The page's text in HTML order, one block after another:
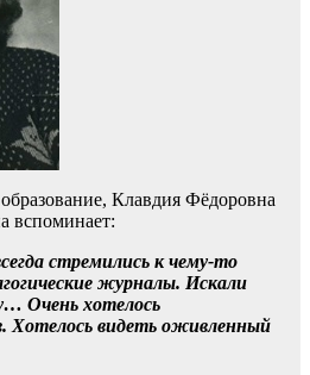
Клавдия Фёдоровна
вспоминает:
стремились к чему-то
журналы. Искали
Очень хотелось
Хотелось видеть оживленный